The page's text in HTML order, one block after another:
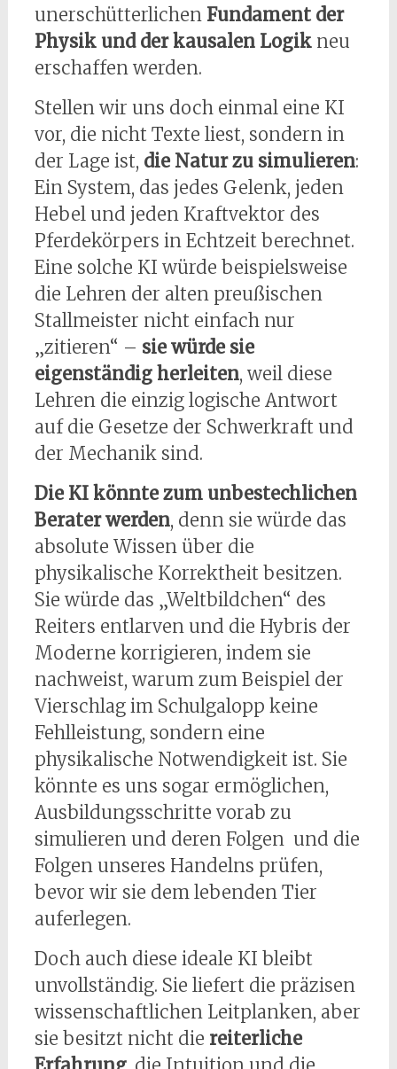
unerschütterlichen Fundament der
Physik und der kausalen Logikneu
erschaffen werden.
Stellen wir uns doch einmal eine KI
vor, die nicht Texte liest, sondern in
der Lage ist, die Natur zu simulieren:
Ein System, das jedes Gelenk, jeden
Hebel und jeden Kraftvektor des
Pferdekörpers in Echtzeit berechnet.
Eine solche KI würde beispielsweise
die Lehren der alten preußischen
Stallmeister nicht einfach nur
„zitieren“ – sie würde sie
eigenständig herleiten, weil diese
Lehren die einzig logische Antwort
auf die Gesetze der Schwerkraft und
der Mechanik sind.
Die KI könnte zum unbestechlichen
Berater werden, denn sie würde das
absolute Wissen über die
physikalische Korrektheit besitzen.
Sie würde das „Weltbildchen“ des
Reiters entlarven und die Hybris der
Moderne korrigieren, indem sie
nachweist, warum zum Beispiel der
Vierschlag im Schulgalopp keine
Fehlleistung, sondern eine
physikalische Notwendigkeit ist. Sie
könnte es uns sogar ermöglichen,
Ausbildungsschritte vorab zu
simulieren und deren Folgen und die
Folgen unseres Handelns prüfen,
bevor wir sie dem lebenden Tier
auferlegen.
Doch auch diese ideale KI bleibt
unvollständig. Sie liefert die präzisen
wissenschaftlichen Leitplanken, aber
sie besitzt nicht die reiterliche